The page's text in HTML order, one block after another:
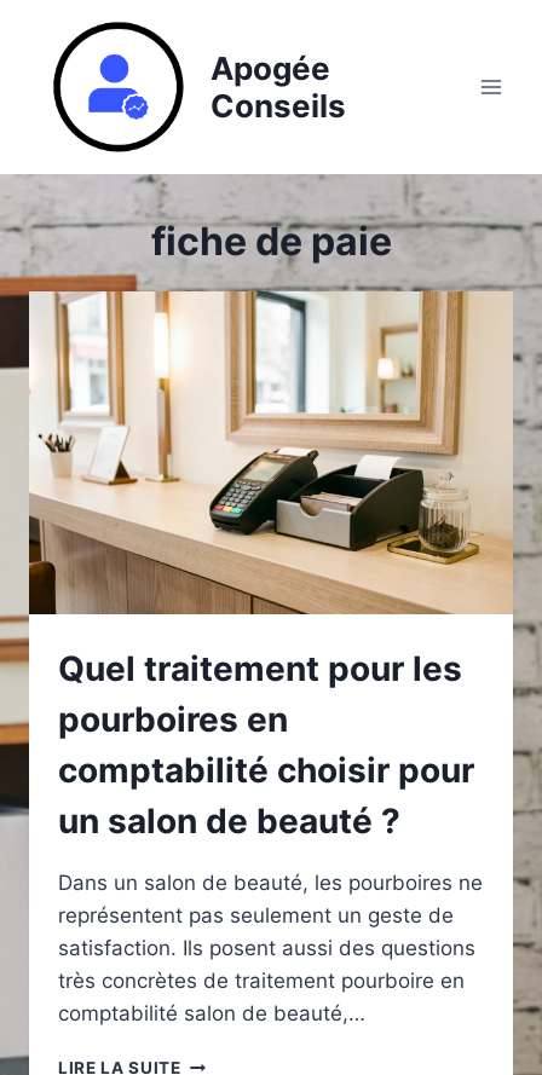
contenu
Apogée
Conseils
fiche de paie
Quel traitement pour les
pourboires en
comptabilité choisir pour
un salon de beauté ?
Dans un salon de beauté, les pourboires ne
représentent pas seulement un geste de
satisfaction. Ils posent aussi des questions
très concrètes de traitement pourboire en
comptabilité salon de beauté,…
LIRE LA SUITEQUEL